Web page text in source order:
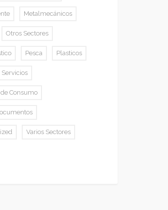
Metalmecánicos
Otros Sectores
Pesca Plasticos
Servicios
Consumo
Varios Sectores